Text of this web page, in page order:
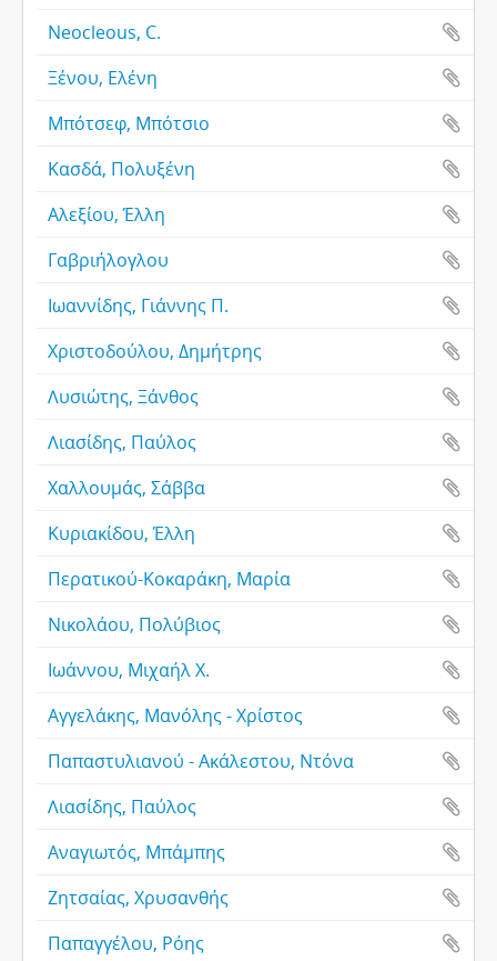
Neocleous, C.
Ξένου, Ελένη
Μπότσεφ, Μπότσιο
Κασδά, Πολυξένη
Αλεξίου, Έλλη
Γαβριήλογλου
Ιωαννίδης, Γιάννης Π.
Χριστοδούλου, Δημήτρης
Λυσιώτης, Ξάνθος
Λιασίδης, Παύλος
Χαλλουμάς, Σάββα
Κυριακίδου, Έλλη
Περατικού-Κοκαράκη, Μαρία
Νικολάου, Πολύβιος
Ιωάννου, Μιχαήλ X.
Αγγελάκης, Μανόλης - Χρίστος
Παπαστυλιανού - Ακάλεστου, Ντόνα
Λιασίδης, Παύλος
Αναγιωτός, Μπάμπης
Ζητσαίας, Χρυσανθής
Παπαγγέλου, Ρόης